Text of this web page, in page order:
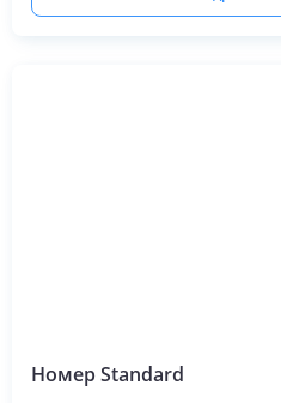
Номер Standard